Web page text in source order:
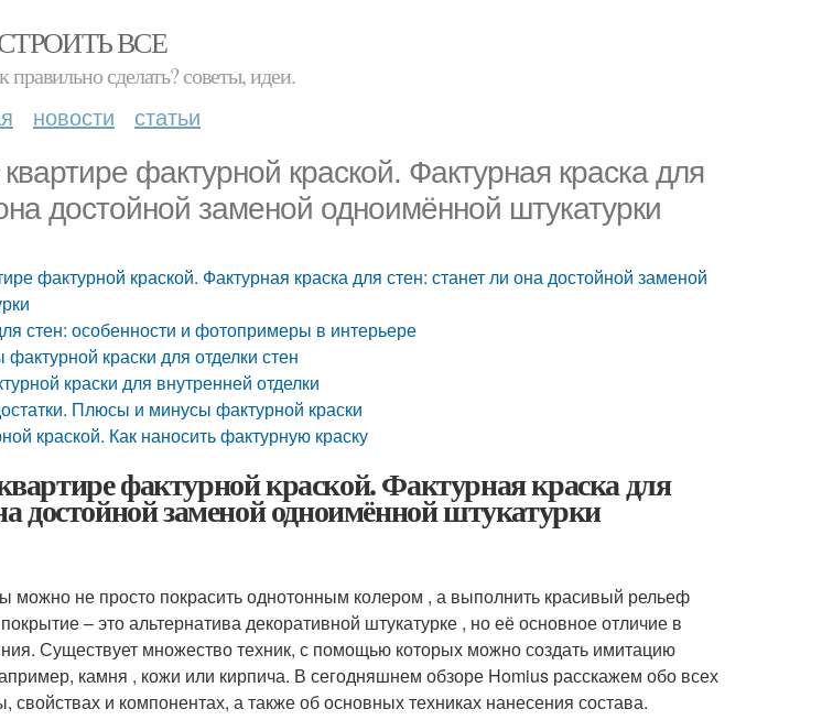
ВСЕ
правильно сделать? советы, идеи.
новости статьи
фактурной краской. Фактурная краска для
достойной заменой одноимённой штукатурки
фактурной краской. Фактурная краска для стен: станет ли она достойной заменой
стен: особенности и фотопримеры в интерьере
краски для отделки стен
краски для внутренней отделки
Плюсы и минусы фактурной краски
краской. Как наносить фактурную краску
фактурной краской. Фактурная краска для
достойной заменой одноимённой штукатурки
можно не просто покрасить однотонным колером , а выполнить красивый рельеф
– это альтернатива декоративной штукатурке , но её основное отличие в
Существует множество техник, с помощью которых можно создать имитацию
камня , кожи или кирпича. В сегодняшнем обзоре Homius расскажем обо всех
свойствах и компонентах, а также об основных техниках нанесения состава.